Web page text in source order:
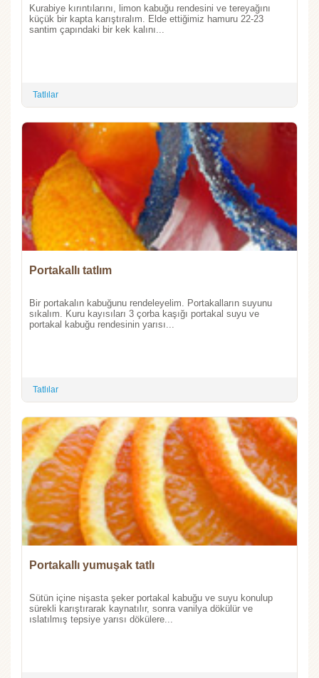
Kurabiye kırıntılarını, limon kabuğu rendesini ve tereyağını
küçük bir kapta karıştıralım. Elde ettiğimiz hamuru 22-23
santim çapındaki bir kek kalını...
Tatlılar
Portakallı tatlım
Bir portakalın kabuğunu rendeleyelim. Portakalların suyunu
sıkalım. Kuru kayısıları 3 çorba kaşığı portakal suyu ve
portakal kabuğu rendesinin yarısı...
Tatlılar
Portakallı yumuşak tatlı
Sütün içine nişasta şeker portakal kabuğu ve suyu konulup
sürekli karıştırarak kaynatılır, sonra vanilya dökülür ve
ıslatılmış tepsiye yarısı dökülere...